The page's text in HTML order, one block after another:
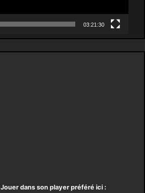
03:21:30
Jouer dans son player préféré ici :